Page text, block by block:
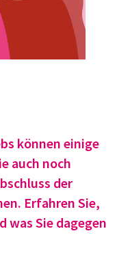
können einige
auch noch
der
Erfahren Sie,
was Sie dagegen